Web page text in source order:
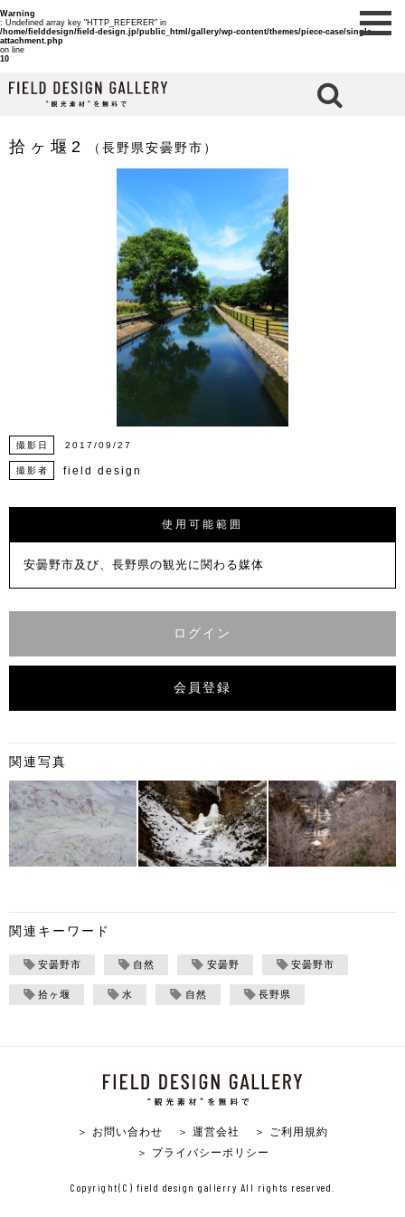
Warning
: Undefined array key "HTTP_REFERER" in
/home/fielddesign/field-design.jp/public_html/gallery/wp-content/themes/piece-case/single-
attachment.php
on line
10
拾ヶ堰2 （長野県安曇野市）
撮影日 2017/09/27
撮影者 field design
使用可能範囲
安曇野市及び、長野県の観光に関わる媒体
ログイン
会員登録
関連写真
関連キーワード
安曇野市 自然 安曇野 安曇野市
拾ヶ堰 水 自然 長野県
＞ お問い合わせ ＞ 運営会社
＞ ご利用規約
＞ プライバシーポリシー
Copyright(C) field design gallerry All rights reserved.